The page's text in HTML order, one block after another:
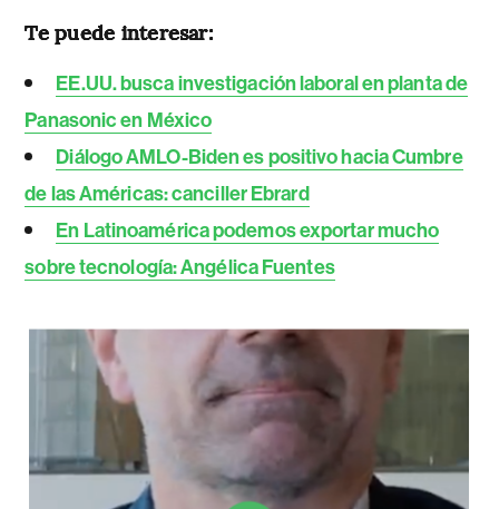
Te puede interesar:
EE.UU. busca investigación laboral en planta de
Panasonic en México
Diálogo AMLO-Biden es positivo hacia Cumbre
de las Américas: canciller Ebrard
En Latinoamérica podemos exportar mucho
sobre tecnología: Angélica Fuentes